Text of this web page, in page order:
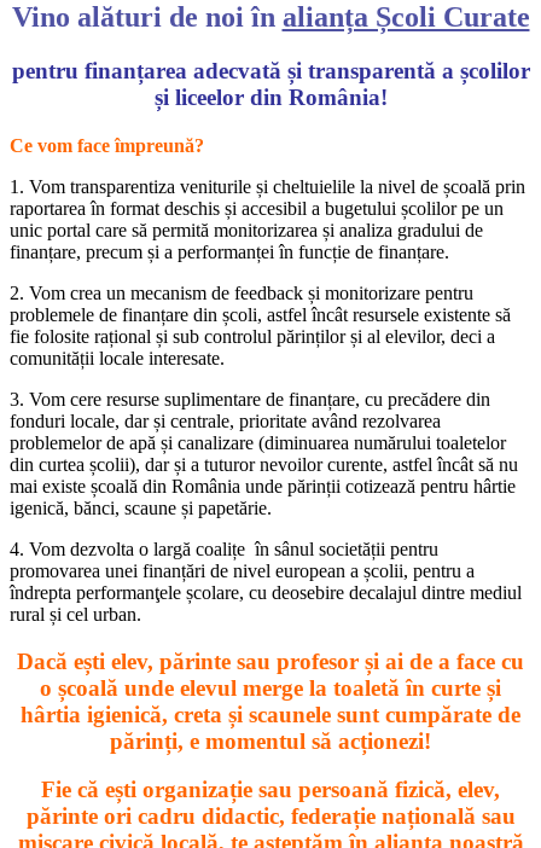
Vino alături de noi în alianța Școli Curate
pentru finanțarea adecvată și transparentă a școlilor
și liceelor din România!
Ce vom face împreună?
1. Vom transparentiza veniturile și cheltuielile la nivel de școală prin
raportarea în format deschis și accesibil a bugetului școlilor pe un
unic portal care să permită monitorizarea și analiza gradului de
finanțare, precum și a performanței în funcție de finanțare.
2. Vom crea un mecanism de feedback și monitorizare pentru
problemele de finanțare din școli, astfel încât resursele existente să
fie folosite rațional și sub controlul părinților și al elevilor, deci a
comunității locale interesate.
3. Vom cere resurse suplimentare de finanțare, cu precădere din
fonduri locale, dar și centrale, prioritate având rezolvarea
problemelor de apă și canalizare (diminuarea numărului toaletelor
din curtea școlii), dar și a tuturor nevoilor curente, astfel încât să nu
mai existe școală din România unde părinții cotizează pentru hârtie
igenică, bănci, scaune și papetărie.
4. Vom dezvolta o largă coalițe în sânul societății pentru
promovarea unei finanțări de nivel european a școlii, pentru a
îndrepta performanţele școlare, cu deosebire decalajul dintre mediul
rural și cel urban.
Dacă ești elev, părinte sau profesor și ai de a face cu
o școală unde elevul merge la toaletă în curte și
hârtia igienică, creta și scaunele sunt cumpărate de
părinți, e momentul să acționezi!
Fie că ești organizație sau persoană fizică, elev,
părinte ori cadru didactic, federație națională sau